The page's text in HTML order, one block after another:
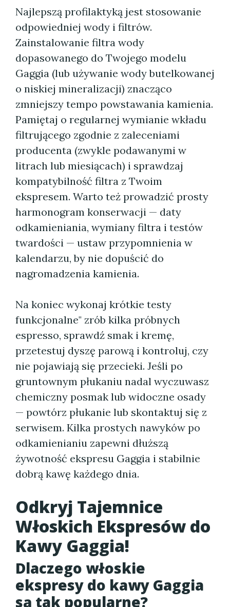
Najlepszą profilaktyką jest stosowanie
odpowiedniej wody i filtrów.
Zainstalowanie filtra wody
dopasowanego do Twojego modelu
Gaggia (lub używanie wody butelkowanej
o niskiej mineralizacji) znacząco
zmniejszy tempo powstawania kamienia.
Pamiętaj o regularnej wymianie wkładu
filtrującego zgodnie z zaleceniami
producenta (zwykle podawanymi w
litrach lub miesiącach) i sprawdzaj
kompatybilność filtra z Twoim
ekspresem. Warto też prowadzić prosty
harmonogram konserwacji — daty
odkamieniania, wymiany filtra i testów
twardości — ustaw przypomnienia w
kalendarzu, by nie dopuścić do
nagromadzenia kamienia.
Na koniec wykonaj krótkie testy
funkcjonalne" zrób kilka próbnych
espresso, sprawdź smak i kremę,
przetestuj dyszę parową i kontroluj, czy
nie pojawiają się przecieki. Jeśli po
gruntownym płukaniu nadal wyczuwasz
chemiczny posmak lub widoczne osady
— powtórz płukanie lub skontaktuj się z
serwisem. Kilka prostych nawyków po
odkamienianiu zapewni dłuższą
żywotność ekspresu Gaggia i stabilnie
dobrą kawę każdego dnia.
Odkryj Tajemnice
Włoskich Ekspresów do
Kawy Gaggia!
Dlaczego włoskie
ekspresy do kawy Gaggia
są tak popularne?